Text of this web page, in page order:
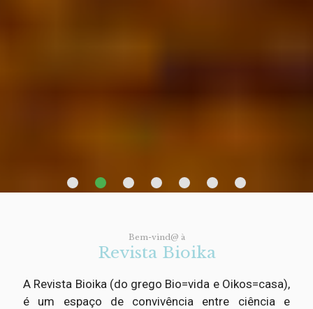
Bem-vind@ à
Revista Bioika
A Revista Bioika (do grego Bio=vida e Oikos=casa),
é um espaço de convivência entre ciência e